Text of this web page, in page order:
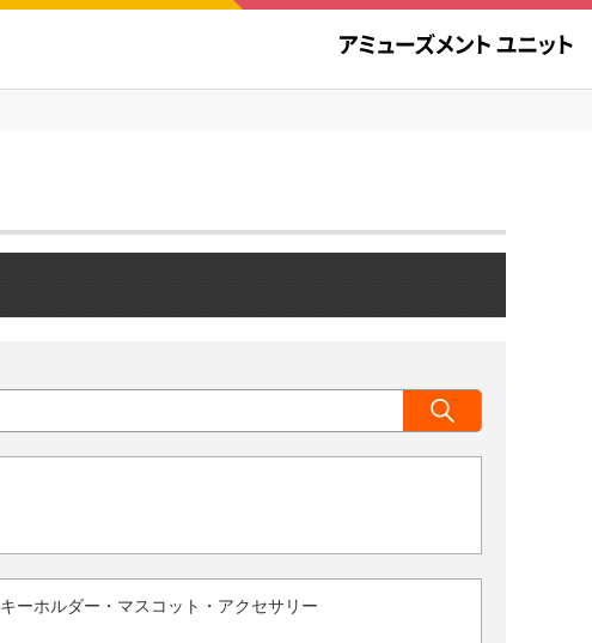
キーホルダー・マスコット・アクセサリー